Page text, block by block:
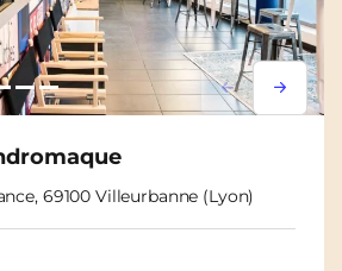
Lorem ipsum
Lorem
69100 Villeurbanne (Lyon)